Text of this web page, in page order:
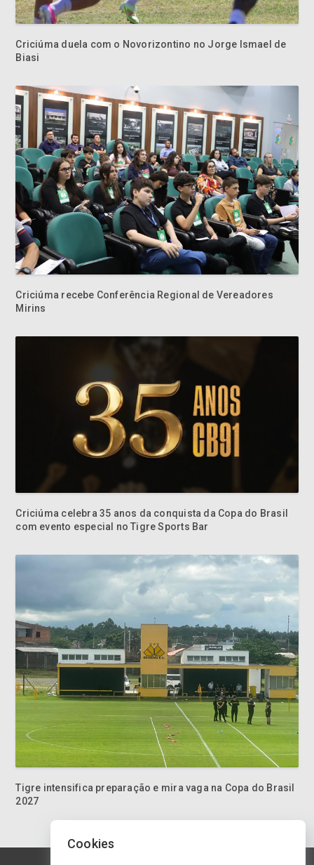
Criciúma duela com o Novorizontino no Jorge Ismael de
Biasi
Criciúma recebe Conferência Regional de Vereadores
Mirins
Criciúma celebra 35 anos da conquista da Copa do Brasil
com evento especial no Tigre Sports Bar
Tigre intensifica preparação e mira vaga na Copa do Brasil
2027
Cookies